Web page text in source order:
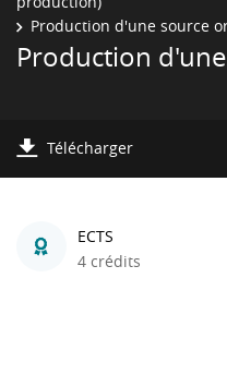
Production d'une source
Production
Télécharger
ECTS
4 crédits